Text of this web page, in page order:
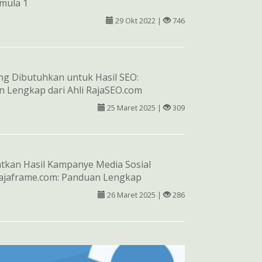
1
29 Okt 2022 | 746
Dibutuhkan untuk Hasil SEO:
Lengkap dari Ahli RajaSEO.com
25 Maret 2025 | 309
Hasil Kampanye Media Sosial
Panduan Lengkap
26 Maret 2025 | 286